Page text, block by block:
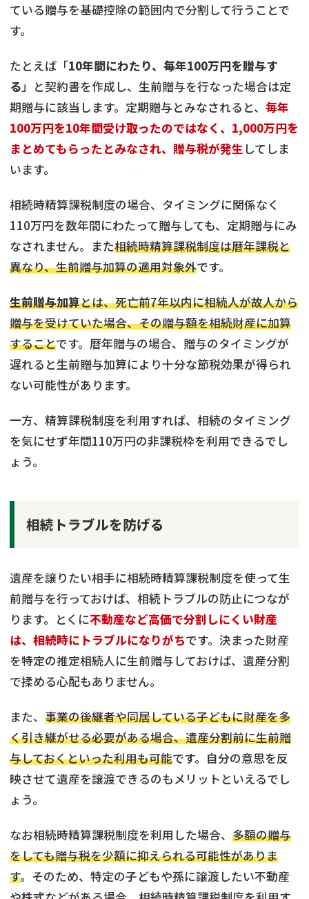
ている贈与を基礎控除の範囲内で分割して行うことで
す。
たとえば「10年間にわたり、毎年100万円を贈与す
る 」と契約書を作成し、生前贈与を行なった場合は定
期贈与に該当します。定期贈与とみなされると、 毎年
100万円を10年間受け取ったのではなく、1,000万円を
まとめてもらったとみなされ、贈与税が発生 してしま
います。
相続時精算課税制度の場合、タイミングに関係なく
110万円を数年間にわたって贈与しても、定期贈与にみ
なされません。また相続時精算課税制度は暦年課税と
異なり、生前贈与加算の適用対象外です。
生前贈与加算とは、死亡前7年以内に相続人が故人から
贈与を受けていた場合、その贈与額を相続財産に加算
することです。暦年贈与の場合、贈与のタイミングが
遅れると生前贈与加算により十分な節税効果が得られ
ない可能性があります。
一方、精算課税制度を利用すれば、相続のタイミング
を気にせず年間110万円の非課税枠を利用できるでし
ょう。
相続トラブルを防げる
遺産を譲りたい相手に相続時精算課税制度を使って生
前贈与を行っておけば、相続トラブルの防止につなが
ります。とくに不動産など高価で分割しにくい財産
は、相続時にトラブルになりがちです。決まった財産
を特定の推定相続人に生前贈与しておけば、遺産分割
で揉める心配もありません。
また、 事業の後継者や同居している子どもに財産を多
く引き継がせる必要がある場合、遺産分割前に生前贈
与しておくといった利用も可能です。自分の意思を反
映させて遺産を譲渡できるのもメリットといえるでし
ょう。
なお相続時精算課税制度を利用した場合、 多額の贈与
をしても贈与税を少額に抑えられる可能性がありま
す。そのため、特定の子どもや孫に譲渡したい不動産